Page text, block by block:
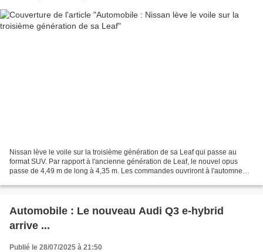
Nissan lève le voile sur la troisième génération de sa Leaf qui passe au
format SUV. Par rapport à l'ancienne génération de Leaf, le nouvel opus
passe de 4,49 m de long à 4,35 m. Les commandes ouvriront à l'automne
Automobile : Le nouveau Audi Q3 e-hybrid
arrive ...
Publié le 28/07/2025 à 21:50